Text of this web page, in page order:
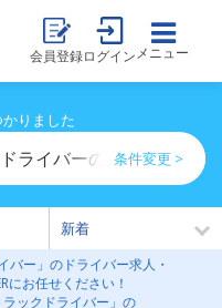
会員登録ログイン メニュー
りました
ライバーのドライバー求
条件変更 >
バー」のドライバー求人・
にお任せください！
ックドライバー」の